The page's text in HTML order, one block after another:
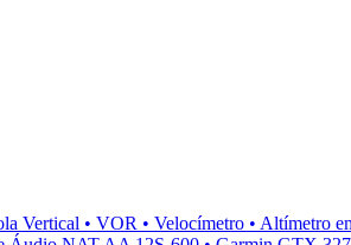
Vertical • VOR • Velocímetro • Altímetro